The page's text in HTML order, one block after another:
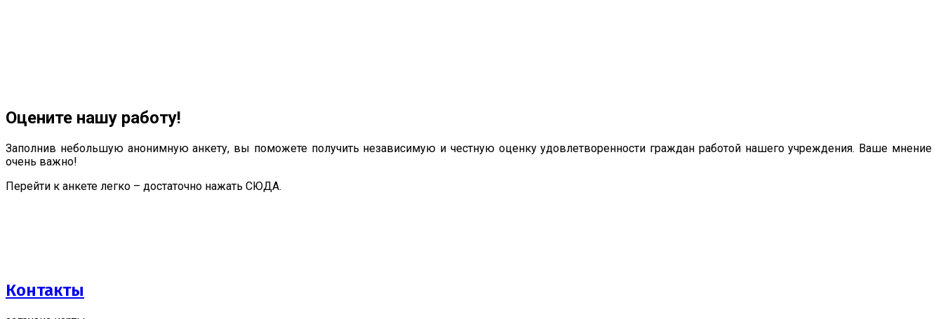
Оцените нашу работу!
Заполнив небольшую анонимную анкету, вы поможете получить независимую и честную оценку удовлетворенности граждан работой нашего учреждения. Ваше мнение
очень важно!
Перейти к анкете легко – достаточно нажать СЮДА.
Контакты